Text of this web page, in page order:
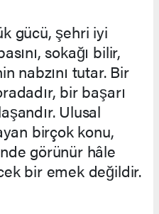
gücü, şehri iyi
sokağı bilir,
nabzını tutar. Bir
bir başarı
Ulusal
birçok konu,
görünür hâle
bir emek değildir.